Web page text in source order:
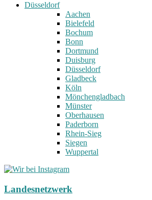
Düsseldorf
Aachen
Bielefeld
Bochum
Bonn
Dortmund
Duisburg
Düsseldorf
Gladbeck
Köln
Mönchengladbach
Münster
Oberhausen
Paderborn
Rhein-Sieg
Siegen
Wuppertal
Landesnetzwerk